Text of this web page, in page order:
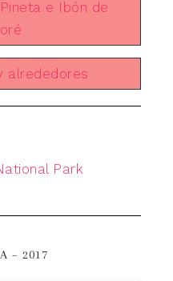
e Ibón de
alrededores
Park
– 2017